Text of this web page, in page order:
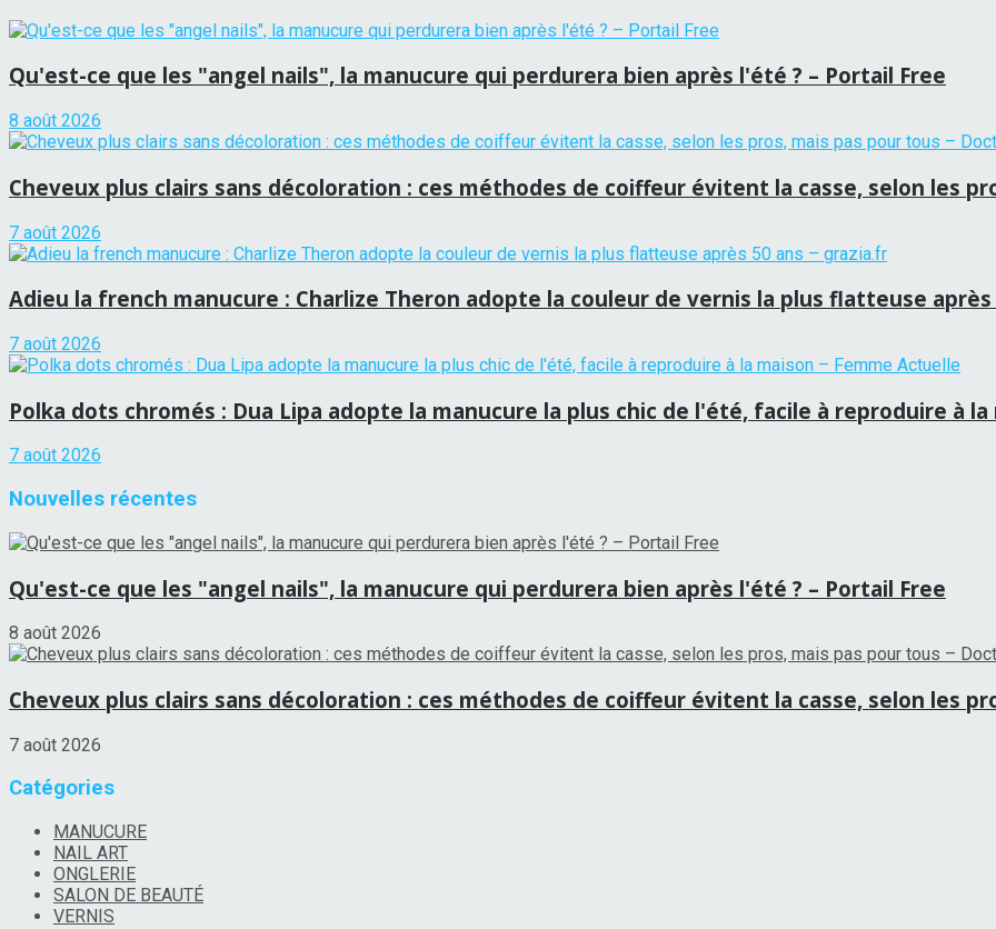
Qu'est-ce que les "angel nails", la manucure qui perdurera bien après l'été ? – Portail Free
8 août 2026
Cheveux plus clairs sans décoloration : ces méthodes de coiffeur évitent la casse, selon les
7 août 2026
Adieu la french manucure : Charlize Theron adopte la couleur de vernis la plus flatteuse après
7 août 2026
Polka dots chromés : Dua Lipa adopte la manucure la plus chic de l'été, facile à reproduire à
7 août 2026
Nouvelles récentes
Qu'est-ce que les "angel nails", la manucure qui perdurera bien après l'été ? – Portail Free
8 août 2026
Cheveux plus clairs sans décoloration : ces méthodes de coiffeur évitent la casse, selon les
7 août 2026
Catégories
MANUCURE
NAIL ART
ONGLERIE
SALON DE BEAUTÉ
VERNIS